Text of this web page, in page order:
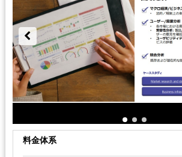
料金体系